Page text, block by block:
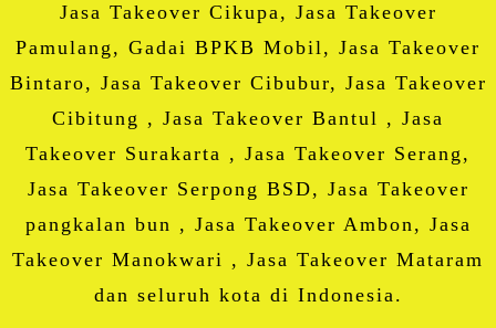
Jasa Takeover Cikupa, Jasa Takeover
Pamulang, Gadai BPKB Mobil, Jasa Takeover
Bintaro, Jasa Takeover Cibubur, Jasa Takeover
Cibitung , Jasa Takeover Bantul , Jasa
Takeover Surakarta , Jasa Takeover Serang,
Jasa Takeover Serpong BSD, Jasa Takeover
pangkalan bun , Jasa Takeover Ambon, Jasa
Takeover Manokwari , Jasa Takeover Mataram
dan seluruh kota di Indonesia.